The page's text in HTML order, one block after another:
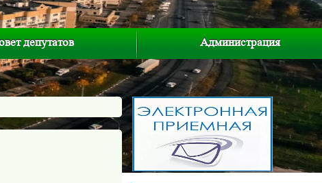
депутатов Администрация